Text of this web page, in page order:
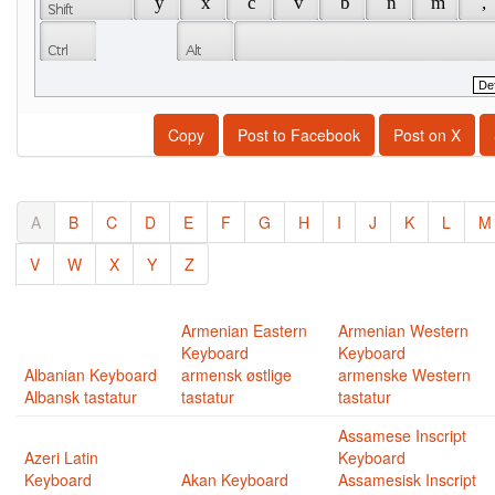
Copy Post to Facebook Post on X
A B C D E F G H I J K L
M
V
W X Y Z
Albanian Keyboard
Albansk tastatur
Armenian Eastern
Keyboard
armensk østlige
tastatur
Armenian Western
Keyboard
armenske Western
tastatur
Azeri Latin
Keyboard
Akan Keyboard
Assamese Inscript
Keyboard
Assamesisk Inscript